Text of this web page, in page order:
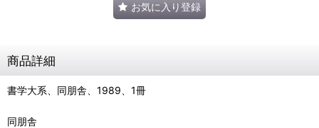
お気に入り登録
商品詳細
書学大系、同朋舎、1989、1冊
同朋舎